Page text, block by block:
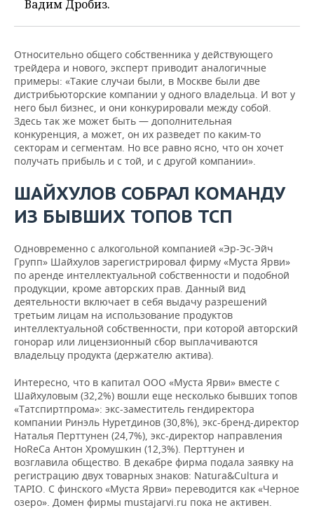
Вадим Дробиз.
Относительно общего собственника у действующего
трейдера и нового, эксперт приводит аналогичные
примеры: «Такие случаи были, в Москве были две
дистрибьюторские компании у одного владельца. И вот у
него был бизнес, и они конкурировали между собой.
Здесь так же может быть — дополнительная
конкуренция, а может, он их разведет по каким-то
секторам и сегментам. Но все равно ясно, что он хочет
получать прибыль и с той, и с другой компании».
ШАЙХУЛОВ СОБРАЛ КОМАНДУ
ИЗ БЫВШИХ ТОПОВ ТСП
Одновременно с алкогольной компанией «Эр-Эс-Эйч
Групп» Шайхулов зарегистрировал фирму «Муста Ярви»
по аренде интеллектуальной собственности и подобной
продукции, кроме авторских прав. Данный вид
деятельности включает в себя выдачу разрешений
третьим лицам на использование продуктов
интеллектуальной собственности, при которой авторский
гонорар или лицензионный сбор выплачиваются
владельцу продукта (держателю актива).
Интересно, что в капитал ООО «Муста Ярви» вместе с
Шайхуловым (32,2%) вошли еще несколько бывших топов
«Татспиртпрома»: экс-заместитель гендиректора
компании Ринэль Нуретдинов (30,8%), экс-бренд-директор
Наталья Перттунен (24,7%), экс-директор направления
HoReCa Антон Хромушкин (12,3%). Перттунен и
возглавила общество. В декабре фирма подала заявку на
регистрацию двух товарных знаков: Natura&Cultura и
TAPIO. С финского «Муста Ярви» переводится как «Черное
озеро». Домен фирмы mustajarvi.ru пока не активен.